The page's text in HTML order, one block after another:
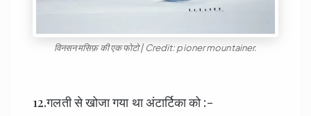
विनसन मसिफ़ की एक फोटो | Credit: pioner mountainer.
12.गलती से खोजा गया था अंटार्टिका को :-